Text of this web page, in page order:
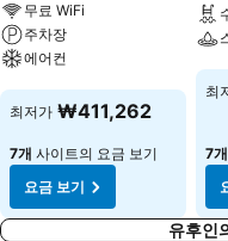
무료 WiFi
주차장
에어컨
요금 보기
최저가 ₩411,262
7개 사이트의 요금 보기
요금 보기
요
최
7개
유후인